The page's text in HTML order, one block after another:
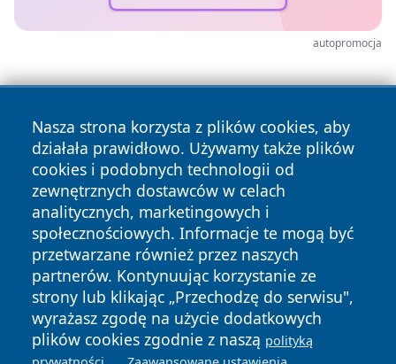
autopromocja
Nasza strona korzysta z plików cookies, aby
działała prawidłowo. Używamy także plików
cookies i podobnych technologii od
zewnętrznych dostawców w celach
analitycznych, marketingowych i
społecznościowych. Informacje te mogą być
przetwarzane również przez naszych
partnerów. Kontynuując korzystanie ze
strony lub klikając „Przechodzę do serwisu",
wyrażasz zgodę na użycie dodatkowych
plików cookies zgodnie z naszą polityką
Copyright © 2026 24slupsk.pl Wszystkie prawa zastrzeżone.
Polityka
Polityka